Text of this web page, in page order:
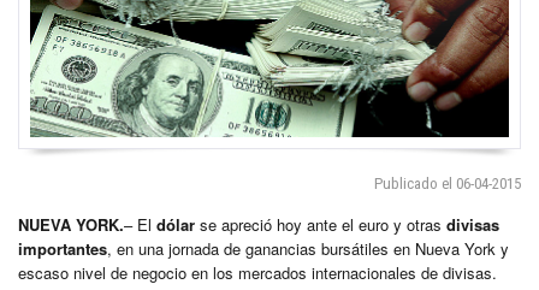
Publicado el 06-04-2015
NUEVA YORK.– El dólar se apreció hoy ante el euro y otras divisas
importantes, en una jornada de ganancias bursátiles en Nueva York y
escaso nivel de negocio en los mercados internacionales de divisas.